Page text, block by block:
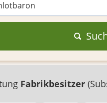
Fabrikbesitzer